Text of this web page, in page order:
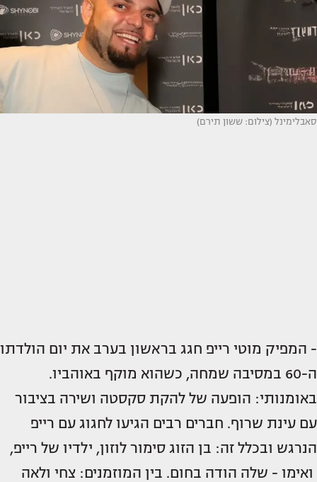
סאבלימינל (צילום: ששון תירם)
- המפיק מוטי רייפ חגג בראשון בערב את יום הולדתו
ה-60 במסיבה שמחה, כשהוא מוקף באוהביו.
באומנותי: הופעה של להקת סקסטה ושירה בציבור
עם עינת שרוף. חברים רבים הגיעו לחגוג עם רייפ
הנרגש ובכלל זה: בן הזוג סימור לוזון, ילדיו של רייפ,
ואימו - שלה הודה בחום. בין המוזמנים: צחי ולאה